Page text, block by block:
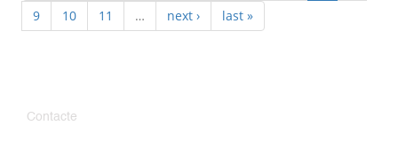
9
10 11 … next › last »
Contacte